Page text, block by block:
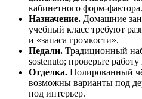
кабинетного форм-фактора.
Назначение. Домашние
учебный класс требуют
и «запаса громкости».
Педали. Традиционный
sostenuto; проверьте
Отделка. Полированный
возможны варианты под
под интерьер.